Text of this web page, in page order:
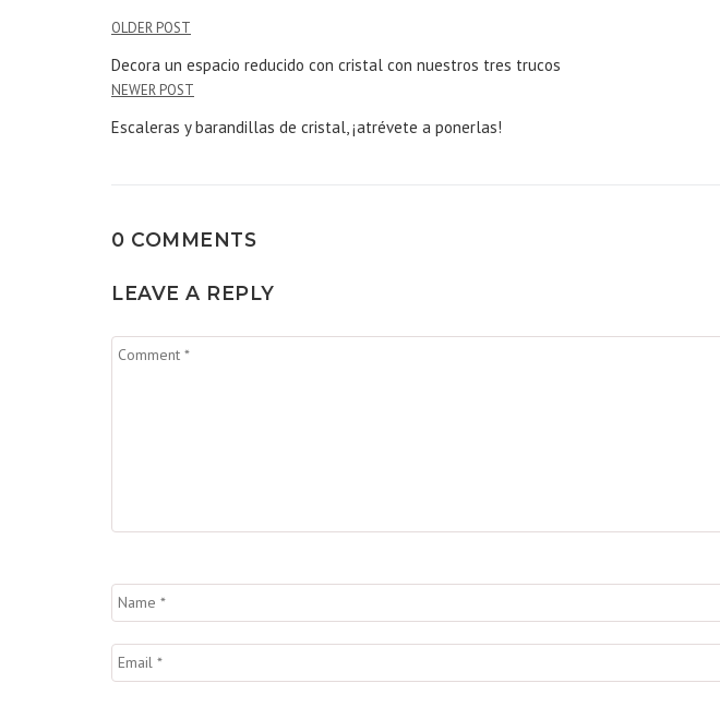
OLDER POST
Decora un espacio reducido con cristal con nuestros tres trucos
NEWER POST
Escaleras y barandillas de cristal, ¡atrévete a ponerlas!
0 COMMENTS
LEAVE A REPLY